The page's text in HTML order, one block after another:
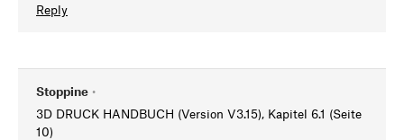
Reply
Stoppine •
3D DRUCK HANDBUCH (Version V3.15), Kapitel 6.1 (Seite
10)